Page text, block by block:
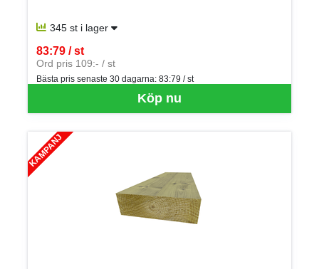
345 st i lager
Köp nu
83:79 / st
SEK per ST
Ord pris 109:- / st
Bästa pris senaste 30 dagarna: 83:79 / st
KAMPANJ